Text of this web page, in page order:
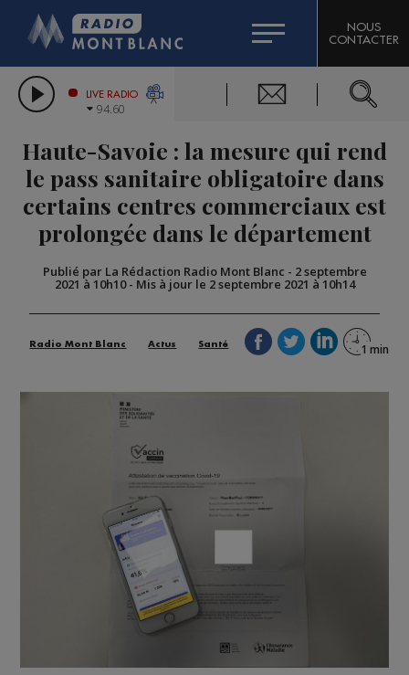
LES CHRONIQUES DE L'EXPERT
CITIZEN MACHINERY
GRAND MASSIF DOMAINES SKIABLES
BIGARD
COMPAGNIE DU MONT-BLANC
NOUS
CONTACTER
LIVE RADIO
94.60
Haute-Savoie : la mesure qui rend
le pass sanitaire obligatoire dans
certains centres commerciaux est
prolongée dans le département
Publié par La Rédaction Radio Mont Blanc - 2 septembre
2021 à 10h10- Mis à jour le 2 septembre 2021 à 10h14
Radio Mont Blanc Actus Santé